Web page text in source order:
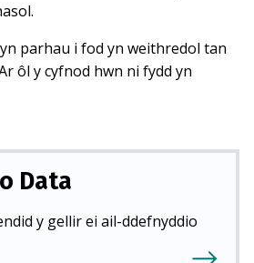
parhau i fod yn weithredol tan
ôl y cyfnod hwn ni fydd yn
Data
y gellir ei ail-ddefnyddio